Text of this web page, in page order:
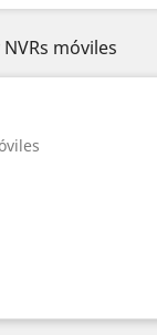
NVRs móviles